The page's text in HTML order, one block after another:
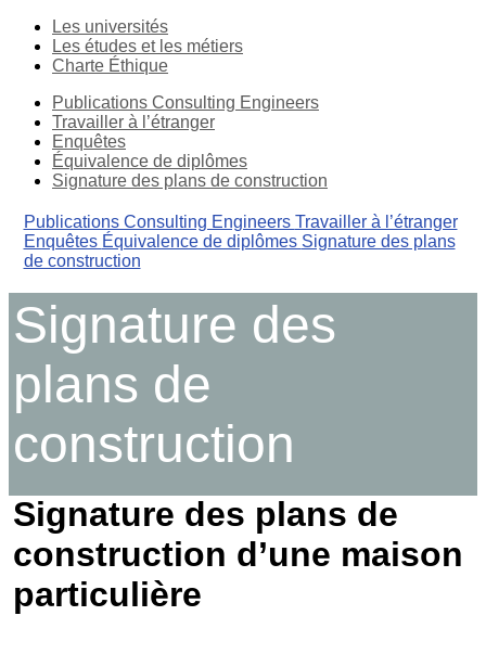
Les universités
Les études et les métiers
Charte Éthique
Publications Consulting Engineers
Travailler à l’étranger
Enquêtes
Équivalence de diplômes
Signature des plans de construction
Publications Consulting Engineers Travailler à l’étranger
Enquêtes Équivalence de diplômes Signature des plans
de construction
Signature des
plans de
construction
Signature des plans de
construction d’une maison
particulière